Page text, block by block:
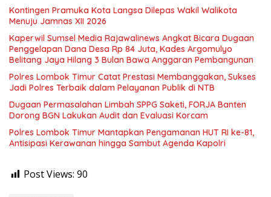
Kontingen Pramuka Kota Langsa Dilepas Wakil Walikota
Menuju Jamnas XII 2026
Kaperwil Sumsel Media Rajawalinews Angkat Bicara Dugaan
Penggelapan Dana Desa Rp 84 Juta, Kades Argomulyo
Belitang Jaya Hilang 3 Bulan Bawa Anggaran Pembangunan
Polres Lombok Timur Catat Prestasi Membanggakan, Sukses
Jadi Polres Terbaik dalam Pelayanan Publik di NTB
Dugaan Permasalahan Limbah SPPG Saketi, FORJA Banten
Dorong BGN Lakukan Audit dan Evaluasi Korcam
Polres Lombok Timur Mantapkan Pengamanan HUT RI ke-81,
Antisipasi Kerawanan hingga Sambut Agenda Kapolri
Post Views: 90